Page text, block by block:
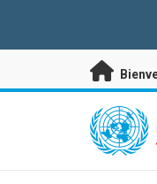
UN Logo